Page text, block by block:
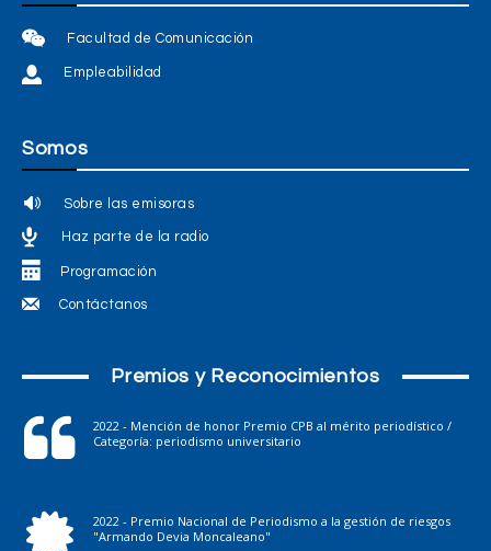
Facultad de Comunicación
Empleabilidad
Somos
Sobre las emisoras
Haz parte de la radio
Programación
Contáctanos
Premios y Reconocimientos
2022 - Mención de honor Premio CPB al mérito periodístico /
Categoría: periodismo universitario
2022 - Premio Nacional de Periodismo a la gestión de riesgos
"Armando Devia Moncaleano"